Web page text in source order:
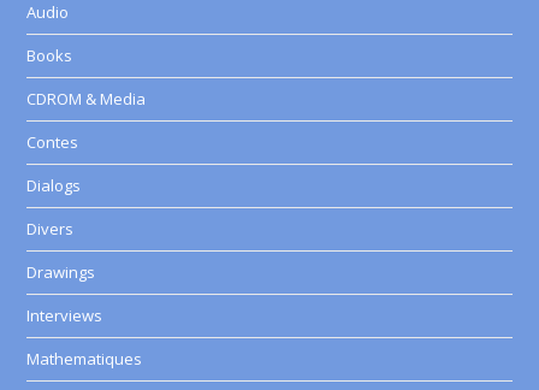
Audio
Books
CDROM & Media
Contes
Dialogs
Divers
Drawings
Interviews
Mathematiques